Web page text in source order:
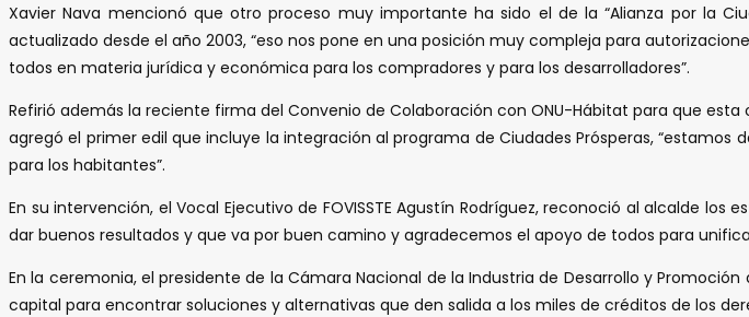
Xavier Nava mencionó que otro proceso muy importante ha sido el de la “Alianza por la
actualizado desde el año 2003, “eso nos pone en una posición muy compleja para
todos en materia jurídica y económica para los compradores y para los desarrolladores”.
Refirió además la reciente firma del Convenio de Colaboración con ONU-Hábitat para que
agregó el primer edil que incluye la integración al programa de Ciudades Prósperas,
para los habitantes”.
En su intervención, el Vocal Ejecutivo de FOVISSTE Agustín Rodríguez, reconoció al alcalde
dar buenos resultados y que va por buen camino y agradecemos el apoyo de todos para
En la ceremonia, el presidente de la Cámara Nacional de la Industria de Desarrollo y
capital para encontrar soluciones y alternativas que den salida a los miles de créditos de los